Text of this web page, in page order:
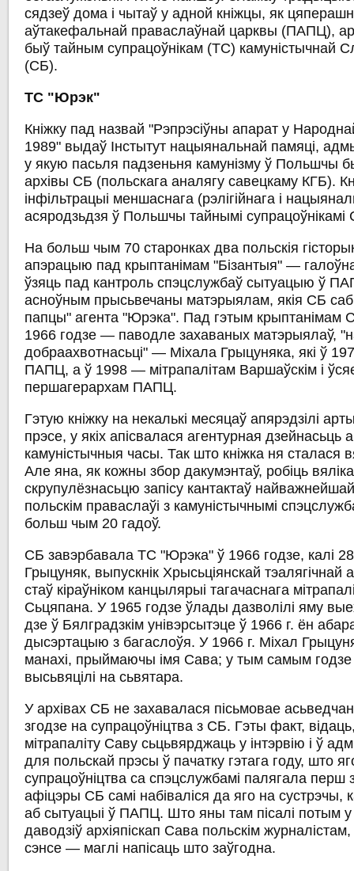
сядзеў дома і чытаў у адной кніжцы, як
аўтакефальнай праваслаўнай царквы (ПАПЦ),
быў тайным супрацоўнікам (ТС) камуністычнай
(СБ).
ТС "Юрэк"
Кніжку пад назвай "Рэпрэсіўны апарат у
1989" выдаў Інстытут нацыянальнай памяці,
у якую пасьля падзеньня камунізму ў Польшчы
архівы СБ (польскага аналягу савецкаму КГБ).
інфільтрацыі меншаснага (рэлігійнага і
асяродзьдзя ў Польшчы тайнымі супрацоўнікамі
На больш чым 70 старонках два польскія
апэрацыю пад крыптанімам "Бізантыя" —
ўзяць пад кантроль спэцслужбаў сытуацыю ў
асноўным прысьвечаны матэрыялам, якія СБ
папцы" агента "Юрэка". Пад гэтым крыптанімам
1966 годзе — паводле захаваных матэрыялаў,
добраахвотнасьці" — Міхала Грыцуняка, які ў
ПАПЦ, а ў 1998 — мітрапалітам Варшаўскім і
першагерархам ПАПЦ.
Гэтую кніжку на некалькі месяцаў апярэдзілі
прэсе, у якіх апісвалася агентурная дзейнасьць
камуністычныя часы. Так што кніжка ня сталася
Але яна, як кожны збор дакумэнтаў, робіць
скрупулёзнасьцю запісу кантактаў
польскім праваслаўі з камуністычнымі
больш чым 20 гадоў.
СБ завэрбавала ТС "Юрэка" ў 1966 годзе, калі
Грыцуняк, выпускнік Хрысьціянскай тэалягічнай
стаў кіраўніком канцылярыі тагачаснага
Сьцяпана. У 1965 годзе ўлады дазволілі яму
дзе ў Бялградзкім унівэрсытэце ў 1966 г. ён
дысэртацыю з багаслоўя. У 1966 г. Міхал
манахі, прыймаючы імя Сава; у тым самым годзе
высьвяцілі на сьвятара.
У архівах СБ не захавалася пісьмовае
згодзе на супрацоўніцтва з СБ. Гэты факт,
мітрапаліту Саву сьцьвярджаць у інтэрвію і ў
для польскай прэсы ў пачатку гэтага году, што
супрацоўніцтва са спэцслужбамі палягала
афіцэры СБ самі набіваліся да яго на сустрэчы,
аб сытуацыі ў ПАПЦ. Што яны там пісалі потым у
даводзіў архіяпіскап Сава польскім
сэнсе — маглі напісаць што заўгодна.